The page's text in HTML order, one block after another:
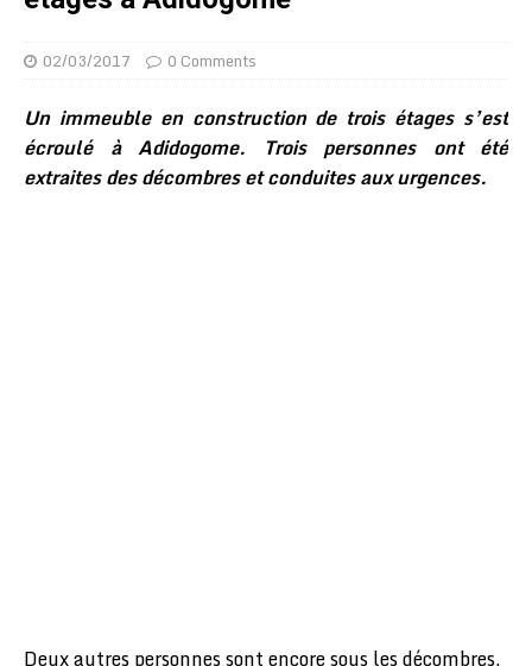
02/03/2017 0 Comments
Un immeuble en construction de trois étages s’est
écroulé à Adidogome. Trois personnes ont été
extraites des décombres et conduites aux urgences.
Deux autres personnes sont encore sous les décombres.